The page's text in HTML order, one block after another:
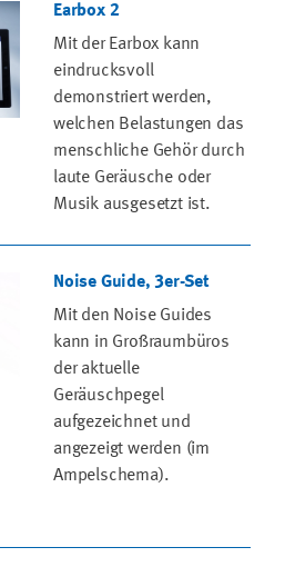
Earbox 2
Mit der Earbox kann
eindrucksvoll
demonstriert werden,
welchen Belastungen das
menschliche Gehör durch
laute Geräusche oder
Musik ausgesetzt ist.
Noise Guide, 3er-Set
Mit den Noise Guides
kann in Großraumbüros
der aktuelle
Geräuschpegel
aufgezeichnet und
angezeigt werden (im
Ampelschema).